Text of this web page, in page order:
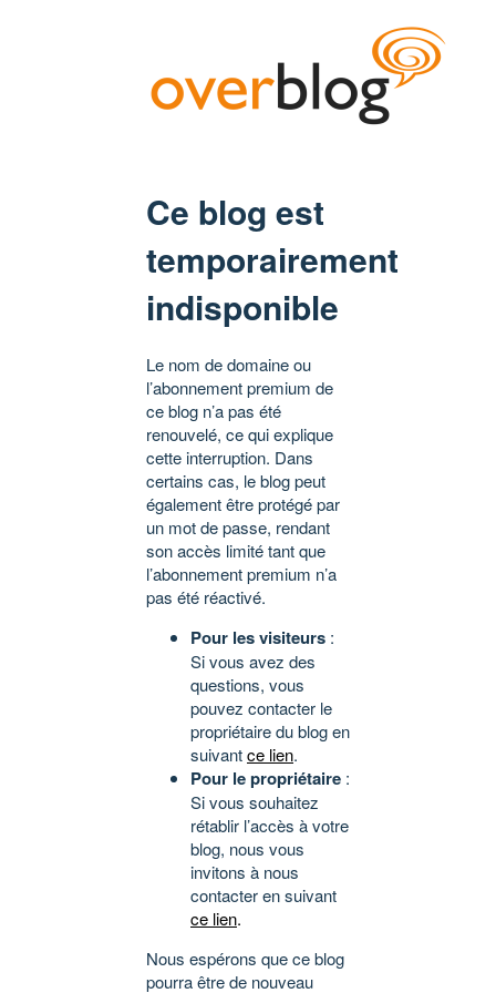
Ce blog est
temporairement
indisponible
Le nom de domaine ou
l’abonnement premium de
ce blog n’a pas été
renouvelé, ce qui explique
cette interruption. Dans
certains cas, le blog peut
également être protégé par
un mot de passe, rendant
son accès limité tant que
l’abonnement premium n’a
pas été réactivé.
Pour les visiteurs :
Si vous avez des
questions, vous
pouvez contacter le
propriétaire du blog en
suivantce lien.
Pour le propriétaire :
Si vous souhaitez
rétablir l’accès à votre
blog, nous vous
invitons à nous
contacter en suivant
ce lien.
Nous espérons que ce blog
pourra être de nouveau